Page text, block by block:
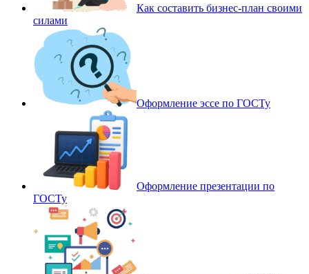
Как составить бизнес-план своими
силами
Оформление эссе по ГОСТу
Оформление презентации по
ГОСТу